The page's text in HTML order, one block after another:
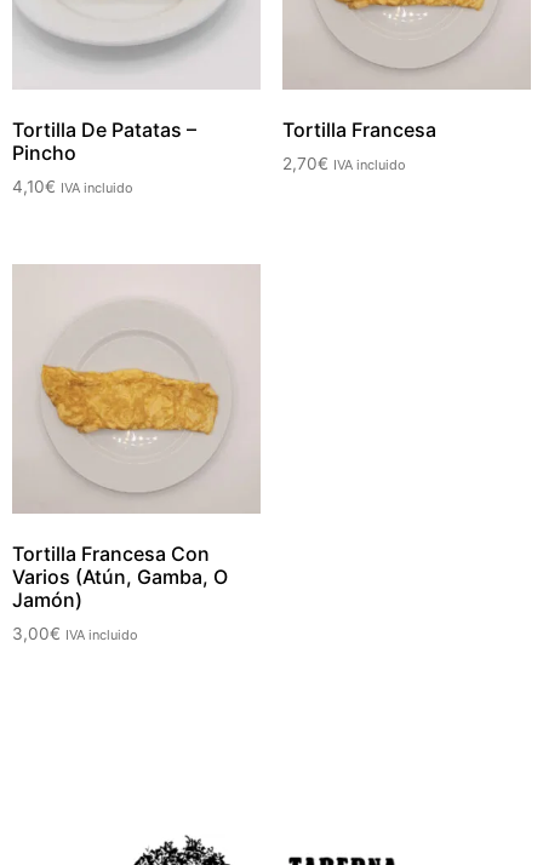
Tortilla De Patatas –
Pincho
4,10€ IVA incluido
Tortilla Francesa
2,70€ IVA incluido
Tortilla Francesa Con
Varios (Atún, Gamba, O
Jamón)
3,00€ IVA incluido